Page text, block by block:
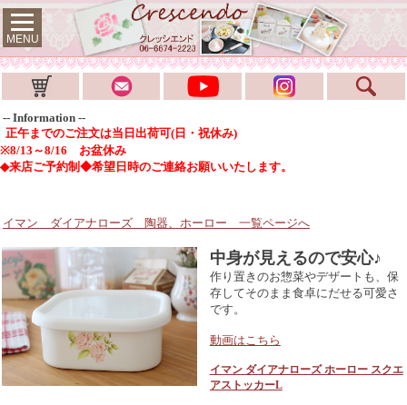
MENU
-- Information --
正午までのご注文は当日出荷可(日・祝休み)
※8/13～8/16 お盆休み
◆来店ご予約制◆希望日時のご連絡お願いいたします。
イマン ダイアナローズ 陶器、ホーロー 一覧ページへ
中身が見えるので安心♪
作り置きのお惣菜やデザートも、保
存してそのまま食卓にだせる可愛さ
です。
動画はこちら
イマン ダイアナローズ ホーロー スクエ
アストッカーL